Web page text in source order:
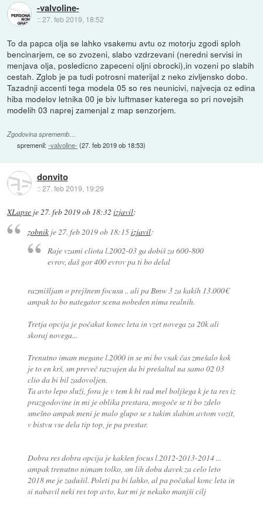
-valvoline-
::27. feb 2019, 18:52
To da papca olja se lahko vsakemu avtu oz motorju zgodi sploh
bencinarjem, ce so zvozeni, slabo vzdrzevani (neredni servisi in
menjava olja, posledicno zapeceni oljni obrocki),in vozeni po slabih
cestah. Zglob je pa tudi potrosni materijal z neko zivljensko dobo.
Tazadnji accenti tega modela 05 so res neunicivi, najvecja oz edina
hiba modelov letnika 00 je biv luftmaser katerega so pri novejsih
modelih 03 naprej zamenjal z map senzorjem.
Zgodovina sprememb…
spremenil:-valvoline- (27. feb 2019 ob 18:53)
donvito
::27. feb 2019, 19:29
XLapse je27. feb 2019 ob 18:32 izjavil:
zobnikje 27. feb 2019 ob 18:15izjavil:
Raje vzami cliota l.2002-03 ga dobiš za 600-800
evrov, daš gor 400 evrov pa ti bo delal
razmišljam o prejšnem focusu .. ali pa Bmw 3 za kakih 13.000€
ampak to bo nategator scena nobeden nima realnih.
Tretja opcija je počakat konec leta in vzet novega za 20k ali
skoraj novega...
Trenutno imam megane l.2000 in se mi bo vsak čas zmešalo kok
je to en krš, sm preveč razvajen da bi prešaltal na samo 02 03
clio da bi bil zadovoljen.
Ta avto lepo služi, fora je v tem k bi rad mel boljšega k je ta res iz
prazgodovine in mi je oblika prestara, mogoče se ti bo zdelo
smešno ampak meni je malo glupo se s takim slabim avtom vozit,
v bistvu vse dela tip top, je pa prestar.
Dobra res dobra opcija je kakšen focus l.2012-2013-2014 ...
ampak trenutno nimam tolko, sm lih dobu davek za celo leto
2018 me je zadušil. Poleti pa bi lahko, al pa počakal konc leta in
si nabavil neki res top avto, kar mi je nekako manjši cilj